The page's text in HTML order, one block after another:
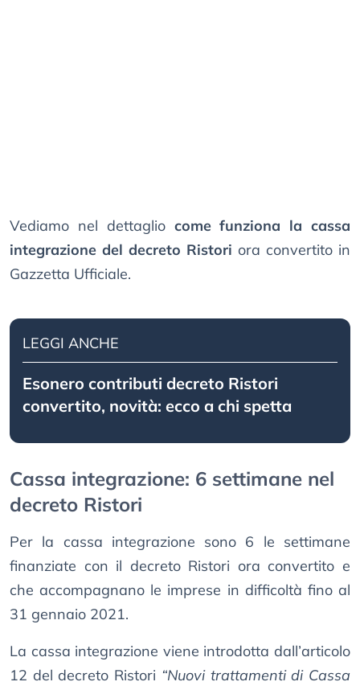
Vediamo nel dettaglio come funziona la cassa
integrazione del decreto Ristori ora convertito in
Gazzetta Ufficiale.
LEGGI ANCHE
Esonero contributi decreto Ristori
convertito, novità: ecco a chi spetta
Cassa integrazione: 6 settimane nel
decreto Ristori
Per la cassa integrazione sono 6 le settimane
finanziate con il decreto Ristori ora convertito e
che accompagnano le imprese in difficoltà fino al
31 gennaio 2021.
La cassa integrazione viene introdotta dall’articolo
12 del decreto Ristori “Nuovi trattamenti di Cassa